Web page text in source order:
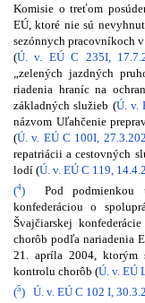
Komisie o treťom
EÚ, ktoré nie sú
sezónnych pracovníkoch
(Ú. v. EÚ C 235I,
„zelených jazdných
riadenia hraníc na
základných služieb (Ú. v.
názvom Uľahčenie
(Ú. v. EÚ C 100I,
repatriácii a cestovných
lodí (Ú. v. EÚ C 119,
(4) Pod podmienkou
konfederáciou o
Švajčiarskej
chorôb podľa nariadenia
21. apríla 2004, ktorým
kontrolu chorôb (Ú. v. EÚ
(5) Ú. v. EÚ C 102 I,